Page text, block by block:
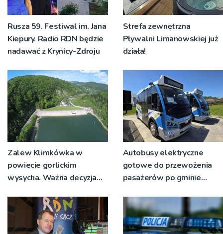
Rusza 59. Festiwal im. Jana
Kiepury. Radio RDN będzie
nadawać z Krynicy-Zdroju
Strefa zewnętrzna
Pływalni Limanowskiej już
działa!
Zalew Klimkówka w
powiecie gorlickim
wysycha. Ważna decyzja
Autobusy elektryczne
gotowe do przewożenia
pasażerów po gminie